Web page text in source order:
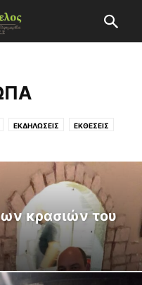
ΕΚΔΗΛΩΣΕΙΣ ΕΚΘΕΣΕΙΣ
ΟΙΝΟΙ ΕΟΣΣ ΠΡΟΣΩΠΑ
ΧΩΡΊΣ ΚΑΤΗΓΟΡΊΑ
κρασιών του